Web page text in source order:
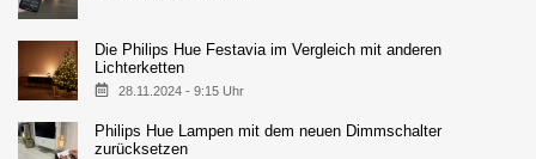
Die Philips Hue Festavia im Vergleich mit anderen
Lichterketten
28.11.2024 - 9:15 Uhr
Philips Hue Lampen mit dem neuen Dimmschalter
zurücksetzen